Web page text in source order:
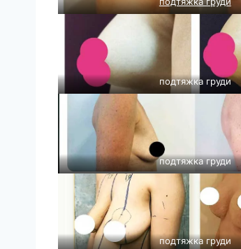
подтяжка груди
подтяжка груди
подтяжка груди